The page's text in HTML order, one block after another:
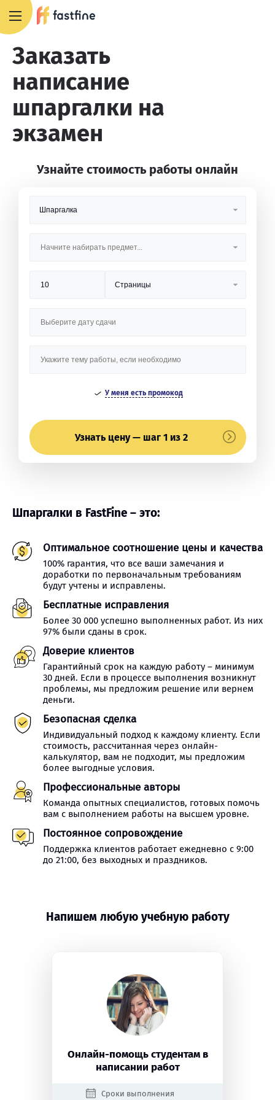
Заказать
написание
шпаргалки на
экзамен
Узнайте стоимость работы онлайн
У меня есть промокод
Узнать цену — шаг 1 из 2
Шпаргалки в FastFine – это:
Оптимальное соотношение цены и качества
100% гарантия, что все ваши замечания и
доработки по первоначальным требованиям
будут учтены и исправлены.
Бесплатные исправления
Более 30 000 успешно выполненных работ. Из них
97% были сданы в срок.
Доверие клиентов
Гарантийный срок на каждую работу – минимум
30 дней. Если в процессе выполнения возникнут
проблемы, мы предложим решение или вернем
деньги.
Безопасная сделка
Индивидуальный подход к каждому клиенту. Если
стоимость, рассчитанная через онлайн-
калькулятор, вам не подходит, мы предложим
более выгодные условия.
Профессиональные авторы
Команда опытных специалистов, готовых помочь
вам с выполнением работы на высшем уровне.
Постоянное сопровождение
Поддержка клиентов работает ежедневно с 9:00
до 21:00, без выходных и праздников.
Напишем любую учебную работу
Онлайн-помощь студентам в
написании работ
Сроки выполнения